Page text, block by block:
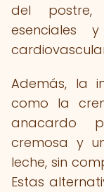
del postre,
esenciales
Además, la
como la
anacardo
cremosa y
leche, sin
Estas